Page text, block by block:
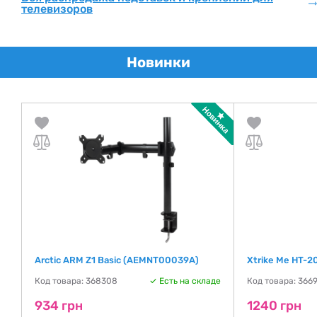
телевизоров
Новинки
Arctic ARM Z1 Basic (AEMNT00039A)
Код товара: 368308 Есть на складе
934 грн
Xtrike Me HT-
Код товара:
1240 грн